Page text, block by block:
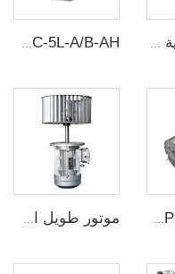
مروحة صناعية مروحة شفرات الهواء المُثارة ذات الأداء العالي المروحة الدوارة CY270P YC-5L-A/B-AH خزان تخزين هواء ألومنيوم أفقي بضغط 8 بار مستخدم كخزان استقبال شفط للتعليق في الشاحنات وأجهزة التجميل